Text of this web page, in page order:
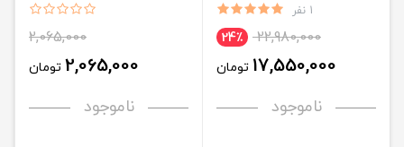
1 نفر
22,980,000 24٪
17,550,000 تومان
ناموجود
2,065,000
2,065,000 تومان
ناموجود